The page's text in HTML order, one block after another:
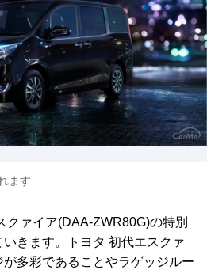
ます
クァイア(DAA-ZWR80G)の特別
きます。トヨタ 初代エスクァ
多彩であることやラゲッジルー